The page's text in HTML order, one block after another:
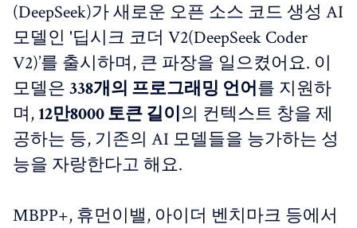
(DeepSeek)가 새로운 오픈 소스 코드 생성 AI
모델인 '딥시크 코더 V2(DeepSeek Coder
V2)’를 출시하며, 큰 파장을 일으켰어요. 이
모델은 338개의 프로그래밍 언어 를 지원하
며, 12만8000 토큰 길이 의 컨텍스트 창을 제
공하는 등, 기존의 AI 모델들을 능가하는 성
능을 자랑한다고 해요.
MBPP+, 휴먼이밸, 아이더 벤치마크 등에서